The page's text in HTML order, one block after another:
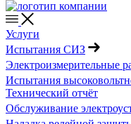
Услуги
Испытания СИЗ
Электроизмерительные
Испытания
Технический отчёт
Обслуживание